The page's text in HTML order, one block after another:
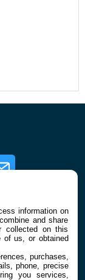
Newsletter
information on
and share
collected on this
of us, or obtained
purchases,
phone, precise
you services,